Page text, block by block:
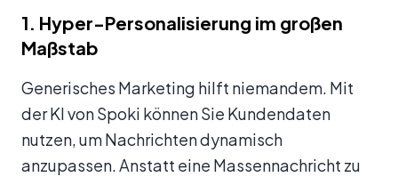
1. Hyper-Personalisierung im großen
Maßstab
Generisches Marketing hilft niemandem. Mit
der KI von Spoki können Sie Kundendaten
nutzen, um Nachrichten dynamisch
anzupassen. Anstatt eine Massennachricht zu